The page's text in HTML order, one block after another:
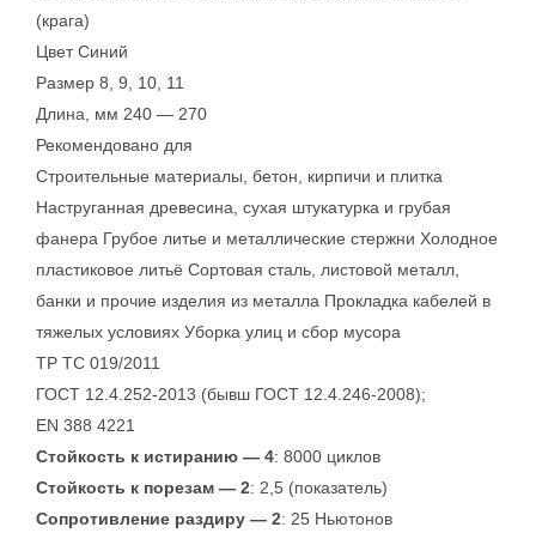
(крага)
Цвет Синий
Размер 8, 9, 10, 11
Длина, мм 240 — 270
Рекомендовано для
Строительные материалы, бетон, кирпичи и плитка
Наструганная древесина, сухая штукатурка и грубая
фанера Грубое литье и металлические стержни Холодное
пластиковое литьё Сортовая сталь, листовой металл,
банки и прочие изделия из металла Прокладка кабелей в
тяжелых условиях Уборка улиц и сбор мусора
ТР ТС 019/2011
ГОСТ 12.4.252-2013 (бывш ГОСТ 12.4.246-2008);
EN 388 4221
Стойкость к истиранию — 4: 8000 циклов
Стойкость к порезам — 2: 2,5 (показатель)
Сопротивление раздиру — 2: 25 Ньютонов